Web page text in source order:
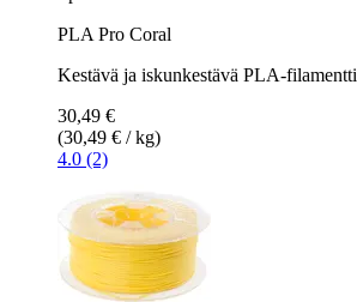
PLA Pro Coral
Kestävä ja iskunkestävä PLA-filamentti
30,49 €
(30,49 € / kg)
4.0 (2)